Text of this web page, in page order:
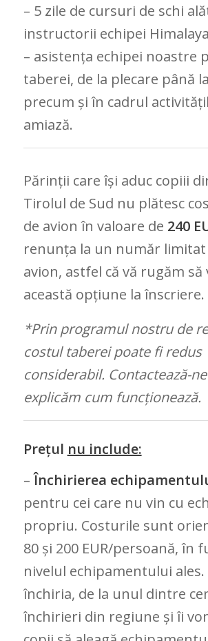
– 5 zile de cursuri de schi
instructorii echipei
– asistența echipei noastre
taberei, de la plecare până
precum și în cadrul
amiază.
Părinții care își aduc copiii
Tirolul de Sud nu plătesc
de avion în valoare de 240
renunța la un număr limitat
avion, astfel că vă rugăm să
această opțiune la înscriere.
*Prin programul nostru de
costul taberei poate fi redus
considerabil. Contactează-
explicăm cum funcționează.
Prețul nu include:
–Închirierea
pentru cei care nu vin cu
propriu. Costurile sunt
80 și 200 EUR/persoană, în
nivelul echipamentului ales.
închiria, de la unul dintre
închirieri din regiune și îi